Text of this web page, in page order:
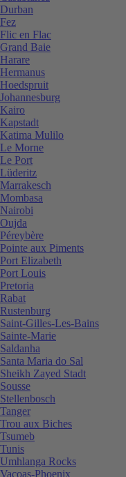
Durban
Fez
Flic en Flac
Grand Baie
Harare
Hermanus
Hoedspruit
Johannesburg
Kairo
Kapstadt
Katima Mulilo
Le Morne
Le Port
Lüderitz
Marrakesch
Mombasa
Nairobi
Oujda
Péreybère
Pointe aux Piments
Port Elizabeth
Port Louis
Pretoria
Rabat
Rustenburg
Saint-Gilles-Les-Bains
Sainte-Marie
Saldanha
Santa Maria do Sal
Sheikh Zayed Stadt
Sousse
Stellenbosch
Tanger
Trou aux Biches
Tsumeb
Tunis
Umhlanga Rocks
Vacoas-Phoenix